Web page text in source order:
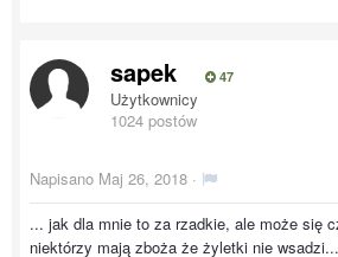
sapek 47
Użytkownicy
1024 postów
Napisano Maj 26, 2018 ·
... jak dla mnie to za rzadkie, ale może się
niektórzy mają zboża że żyletki nie wsadzi...